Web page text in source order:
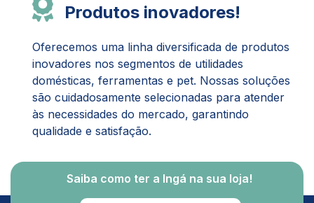
Produtos inovadores!
Oferecemos uma linha diversificada de produtos
inovadores nos segmentos de utilidades
domésticas, ferramentas e pet. Nossas soluções
são cuidadosamente selecionadas para atender
às necessidades do mercado, garantindo
qualidade e satisfação.
Saiba como ter a Ingá na sua loja!